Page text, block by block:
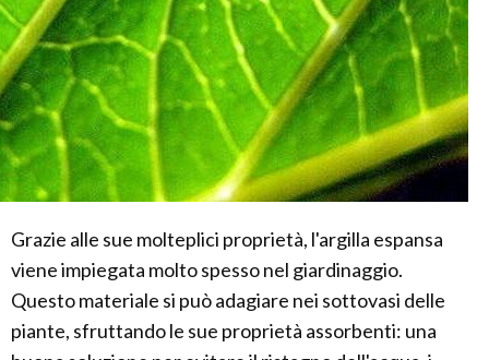
Grazie alle sue molteplici proprietà, l'argilla espansa
viene impiegata molto spesso nel giardinaggio.
Questo materiale si può adagiare nei sottovasi delle
piante, sfruttando le sue proprietà assorbenti: una